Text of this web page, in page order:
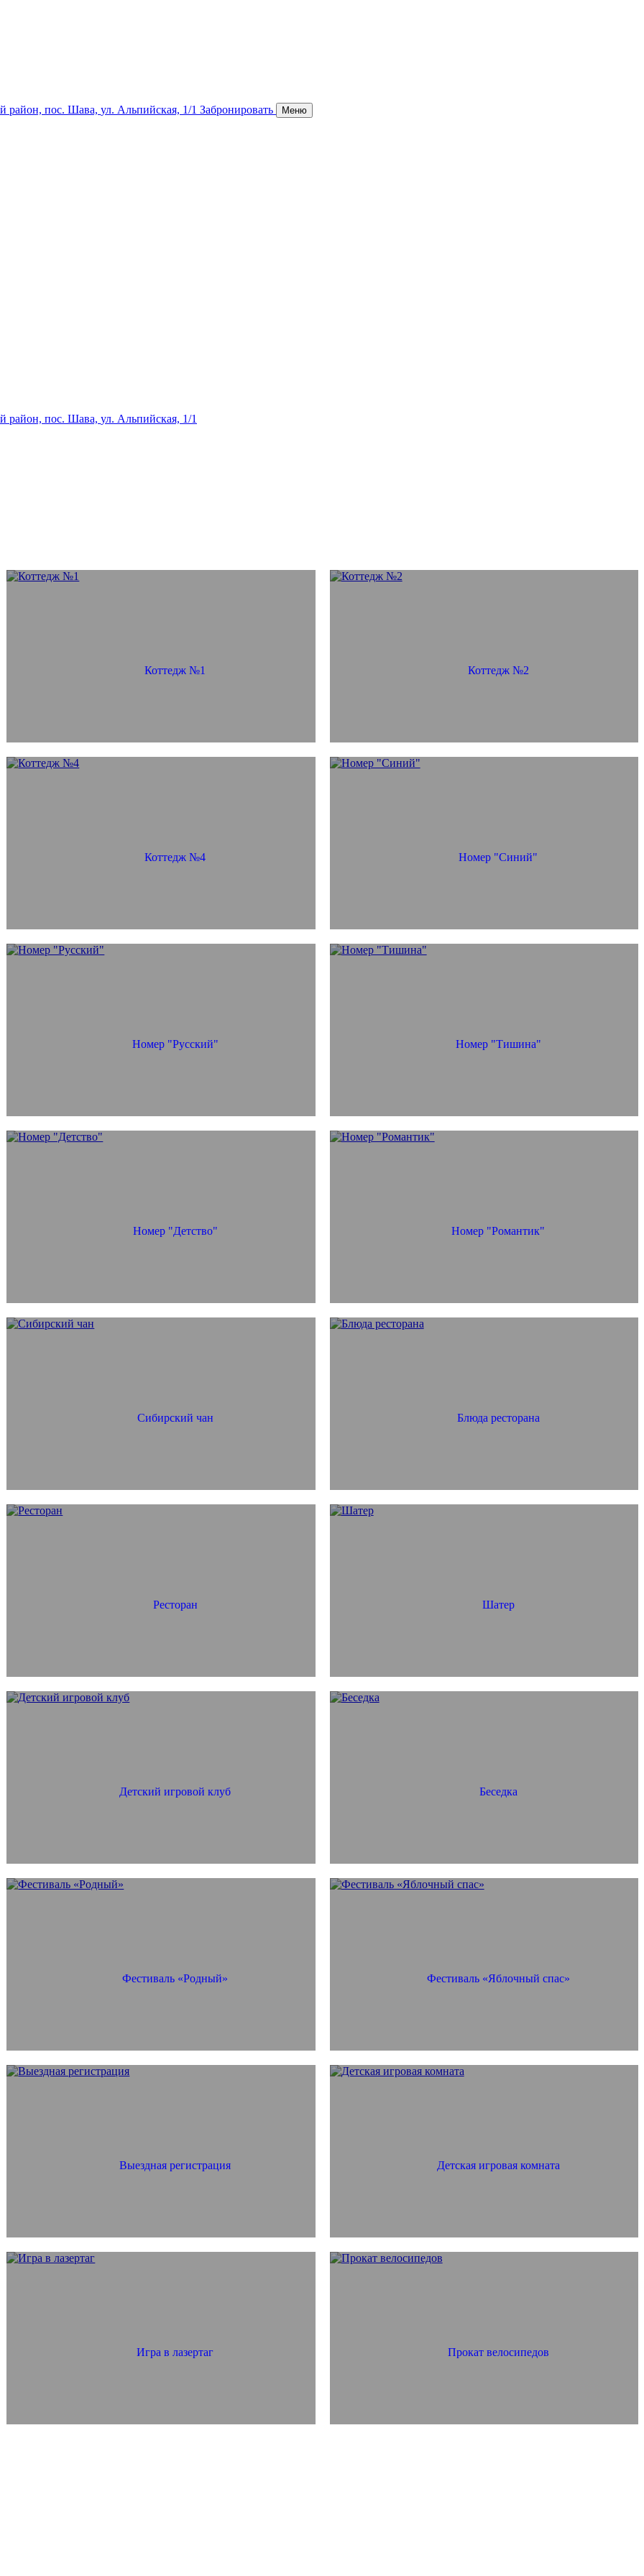
район, пос. Шава, ул. Альпийская, 1/1 Забронировать Меню
район, пос. Шава, ул. Альпийская, 1/1
Коттедж №1 Коттедж №2
Коттедж №4 Номер "Синий"
Номер "Русский" Номер "Тишина"
Номер "Детство" Номер "Романтик"
Сибирский чан Блюда ресторана
Ресторан Шатер
Детский игровой клуб Беседка
Фестиваль «Родный» Фестиваль «Яблочный спас»
Выездная регистрация Детская игровая комната
Игра в лазертаг Прокат велосипедов